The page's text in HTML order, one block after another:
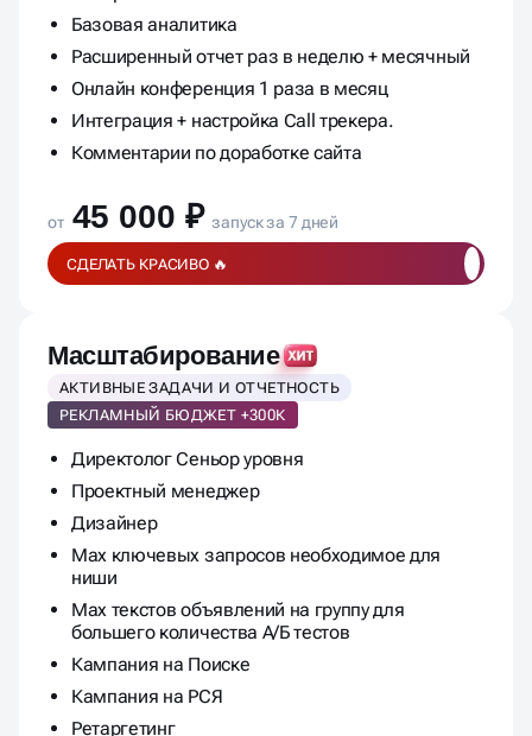
Расширенный отчет раз в неделю + месячный
Онлайн конференция 1 раза в месяц
Интеграция + настройка Call трекера.
Комментарии по доработке сайта
СДЕЛАТЬ КРАСИВО 🔥
АКТИВНЫЕ ЗАДАЧИ И ОТЧЕТНОСТЬ
Директолог Сеньор уровня
Проектный менеджер
Дизайнер
Max ключевых запросов необходимое для
ниши
Max текстов объявлений на группу для
Кампания на Поиске
Кампания на РСЯ
Ретаргетинг
Товарная кампания